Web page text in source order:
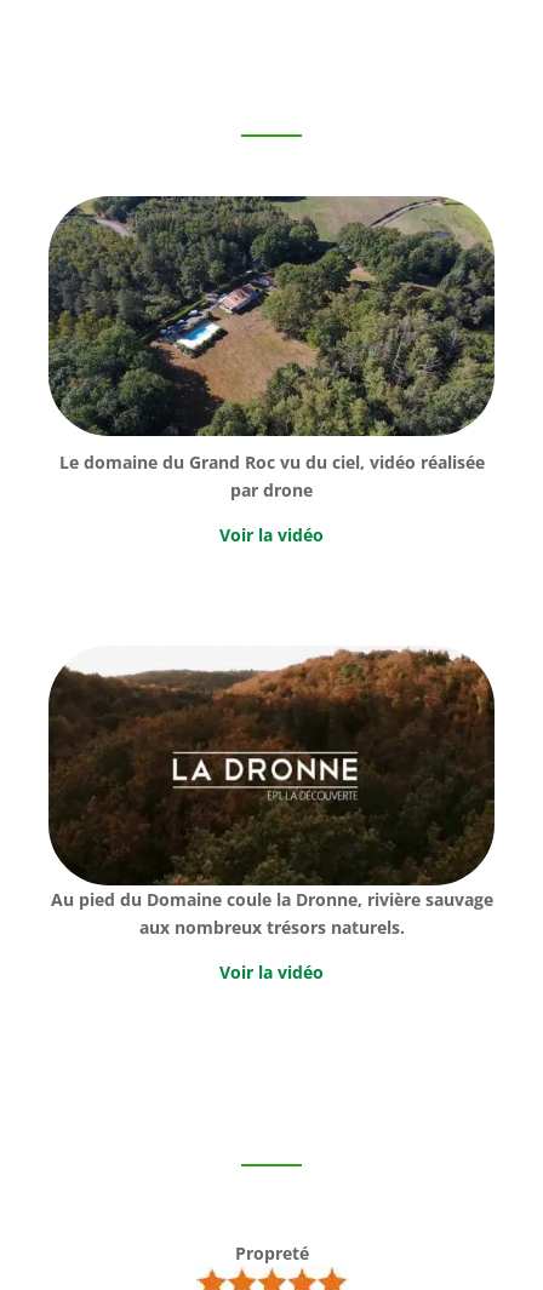
Le domaine du Grand Roc vu du ciel, vidéo réalisée
par drone
Voir la vidéo
Au pied du Domaine coule la Dronne, rivière sauvage
aux nombreux trésors naturels.
Voir la vidéo
Propreté